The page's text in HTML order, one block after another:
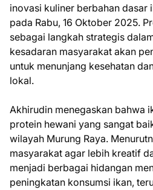
inovasi kuliner berbahan dasar
pada Rabu, 16 Oktober 2025.
sebagai langkah strategis
kesadaran masyarakat akan
untuk menunjang kesehatan
lokal.
Akhirudin menegaskan bahwa
protein hewani yang sangat
wilayah Murung Raya.
masyarakat agar lebih kreatif
menjadi berbagai hidangan
peningkatan konsumsi ikan,